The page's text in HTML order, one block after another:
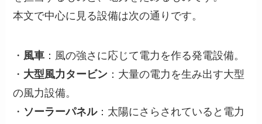
本文で中心に見る設備は次の通りです。
・ 風車 ：風の強さに応じて電力を作る発電設備。
・ 大型風力タービン ：大量の電力を生み出す大型
の風力設備。
・ ソーラーパネル：太陽にさらされていると電力